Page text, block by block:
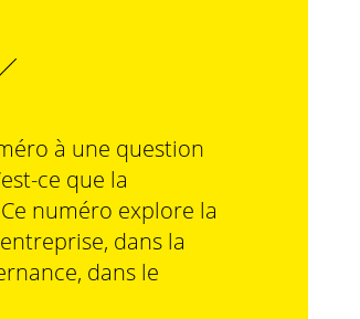
à une question
ce que la
numéro explore la
dans la
dans le